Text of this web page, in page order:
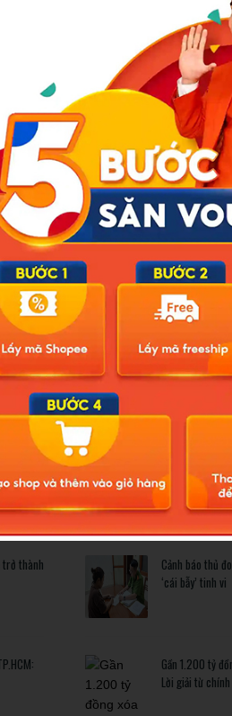
liệu trên phần mềm Hivi Gold, Hivi
hàng Fox AI để quản lý, theo dõi việc
khi đẩy lên phần mềm kế toán
2020-2023 trên phần mềm Hivi
Tín Minh Châu từ năm 2020 đến
là khoảng 9.700 tỷ đồng; gây thiệt
ty TNHH Bảo Tín Minh Châu
7 quyển sổ đỏ cùng nhiều tài liệu,
giau-doanh-thu-9-700-ty-dong-
ảnh
trở thành
Bão số 3 hình
hưởng đất liền
Cảnh báo thủ
‘cái bẫy’ tinh vi
Gần 1.200 tỷ
Lời giải từ